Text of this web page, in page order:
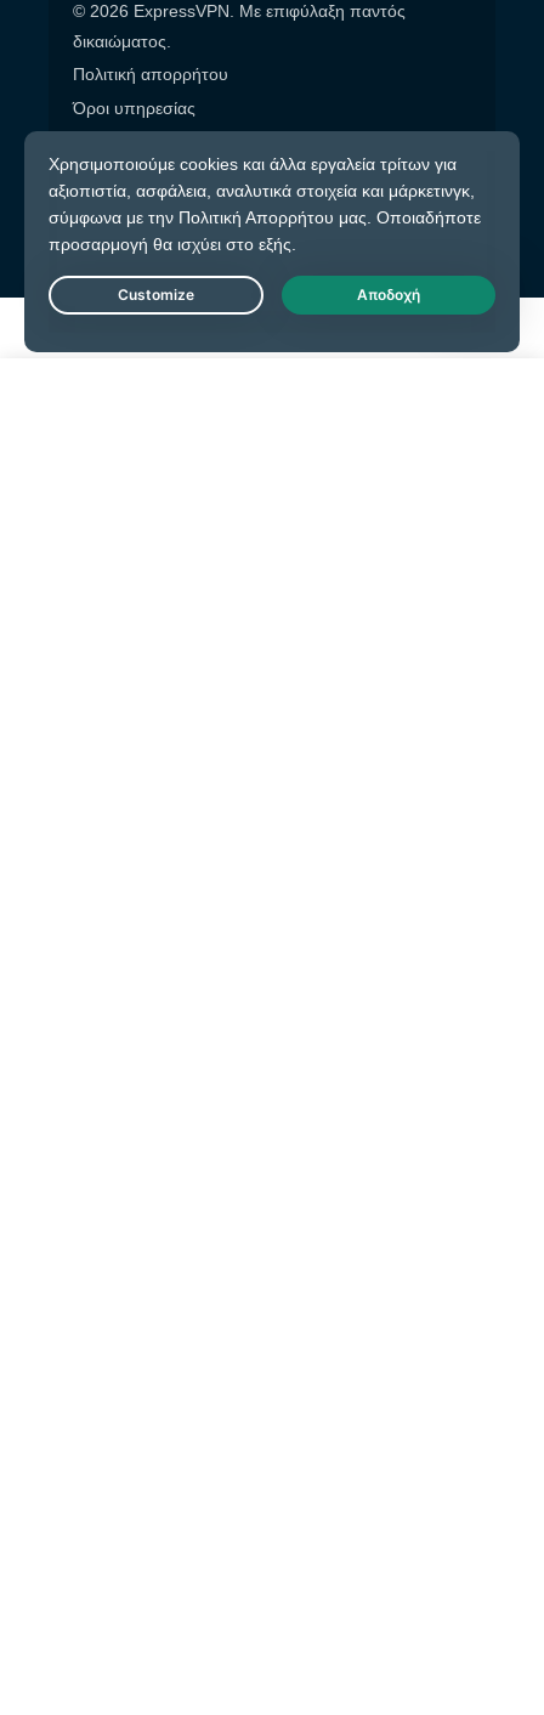
© 2026 ExpressVPN. Με επιφύλαξη παντός
δικαιώματος.
Πολιτική απορρήτου
Όροι υπηρεσίας
Live Chat